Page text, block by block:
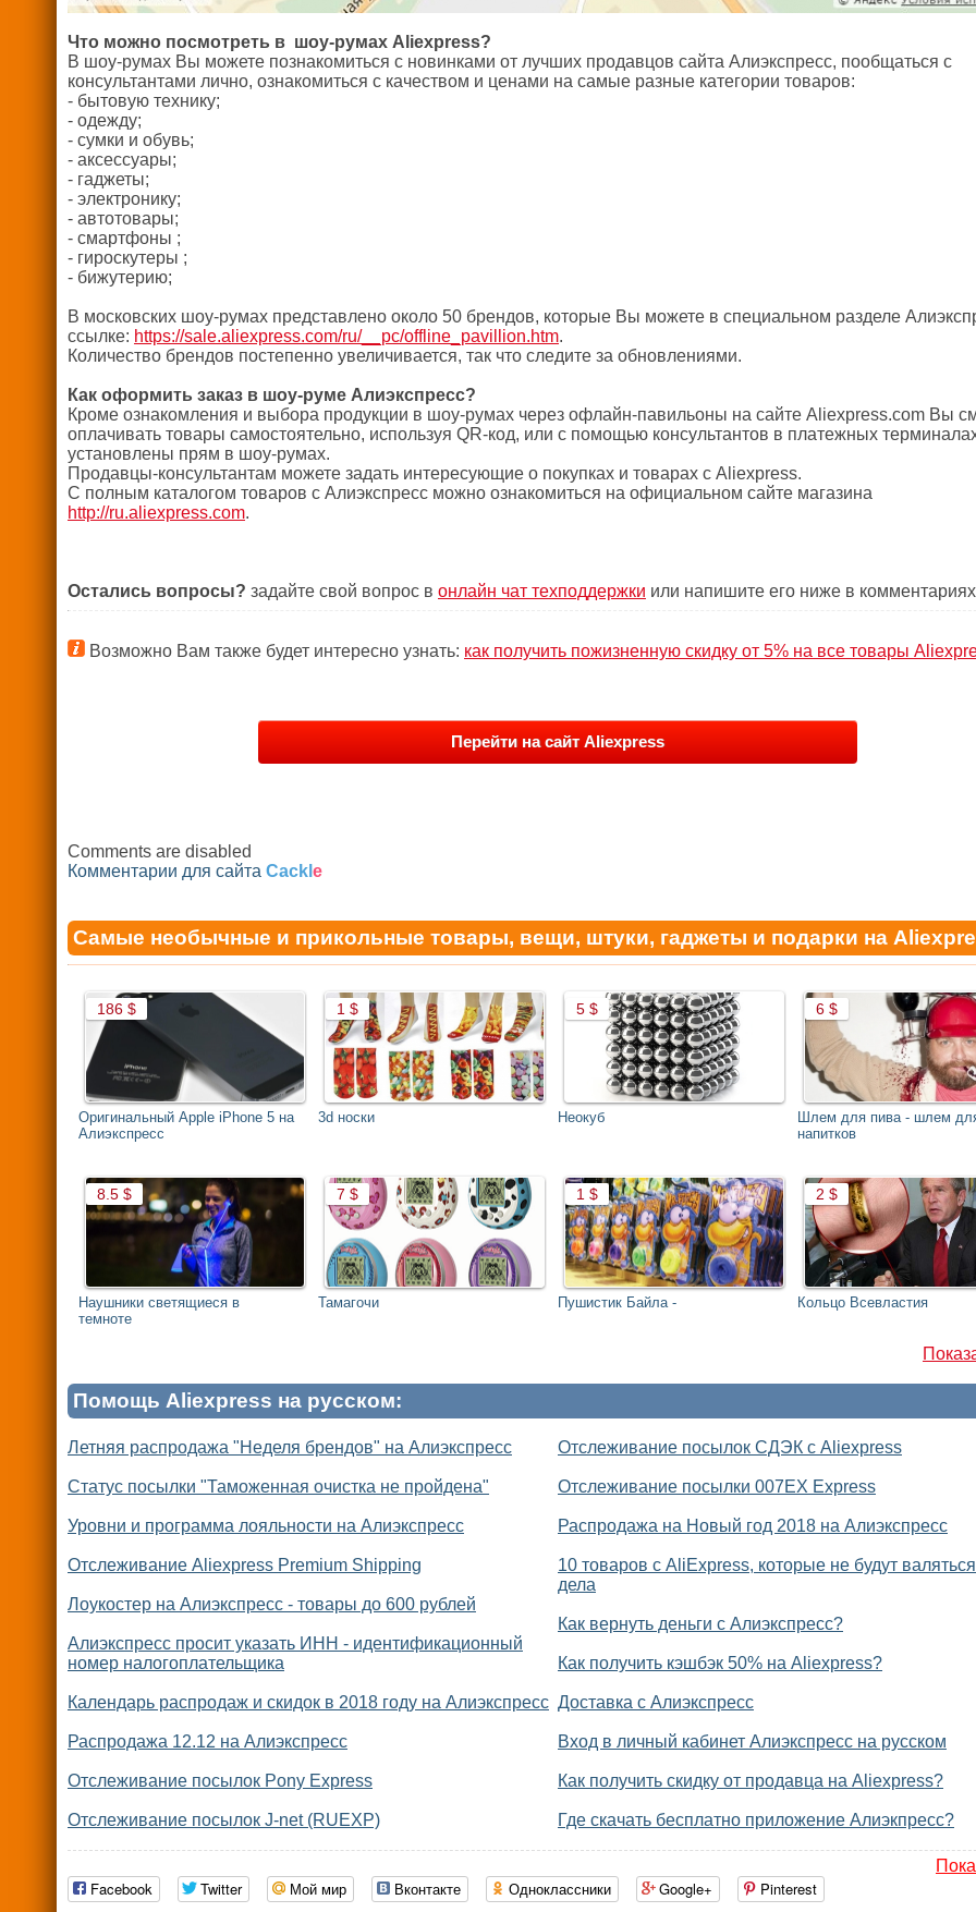
Что можно посмотреть в шоу-румах Aliexpress?
В шоу-румах Вы можете познакомиться с новинками от лучших продавцов сайта Алиэкспресс, пообщаться с
консультантами лично, ознакомиться с качеством и ценами на самые разные категории товаров:
- бытовую технику;
- одежду;
- сумки и обувь;
- аксессуары;
- гаджеты;
- электронику;
- автотовары;
- смартфоны ;
- гироскутеры ;
- бижутерию;
В московских шоу-румах представлено около 50 брендов, которые Вы можете в специальном разделе
ссылке: https://sale.aliexpress.com/ru/__pc/offline_pavillion.htm.
Количество брендов постепенно увеличивается, так что следите за обновлениями.
Как оформить заказ в шоу-руме Алиэкспресс?
Кроме ознакомления и выбора продукции в шоу-румах через офлайн-павильоны на сайте Aliexpress.com Вы
оплачивать товары самостоятельно, используя QR-код, или с помощью консультантов в платежных
установлены прям в шоу-румах.
Продавцы-консультантам можете задать интересующие о покупках и товарах с Aliexpress.
С полным каталогом товаров с Алиэкспресс можно ознакомиться на официальном сайте магазина
http://ru.aliexpress.com.
Остались вопросы? задайте свой вопрос в онлайн чат техподдержки или напишите его ниже в комментариях
Возможно Вам также будет интересно узнать: как получить пожизненную скидку от 5% на все товары
Перейти на сайт Aliexpress
Comments are disabled
Комментарии для сайта Cackl e
Самые необычные и прикольные товары, вещи, штуки, гаджеты и подарки на
Оригинальный Apple iPhone 5 на
Алиэкспресс
3d носки Неокуб
Шлем для пива - шлем
напитков
Наушники светящиеся в
темноте
Тамагочи Пушистик Байла - Кольцо Всевластия
Помощь Aliexpress на русском:
Летняя распродажа "Неделя брендов" на Алиэкспресс
Статус посылки "Таможенная очистка не пройдена"
Уровни и программа лояльности на Алиэкспресс
Отслеживание Aliexpress Premium Shipping
Лоукостер на Алиэкспресс - товары до 600 рублей
Алиэкспресс просит указать ИНН - идентификационный
номер налогоплательщика
Календарь распродаж и скидок в 2018 году на Алиэкспресс
Распродажа 12.12 на Алиэкспресс
Отслеживание посылок Pony Express
Отслеживание посылок J-net (RUEXP)
Отслеживание посылок СДЭК с Aliexpress
Отслеживание посылки 007EX Express
Распродажа на Новый год 2018 на Алиэкспресс
10 товаров с AliExpress, которые не будут
дела
Как вернуть деньги с Алиэкспресс?
Как получить кэшбэк 50% на Aliexpress?
Доставка с Алиэкспресс
Вход в личный кабинет Алиэкспресс на русском
Как получить скидку от продавца на Aliexpress?
Где скачать бесплатно приложение Алиэкпресс?
Facebook Twitter Мой мир Вконтакте Одноклассники Google+ Pinterest